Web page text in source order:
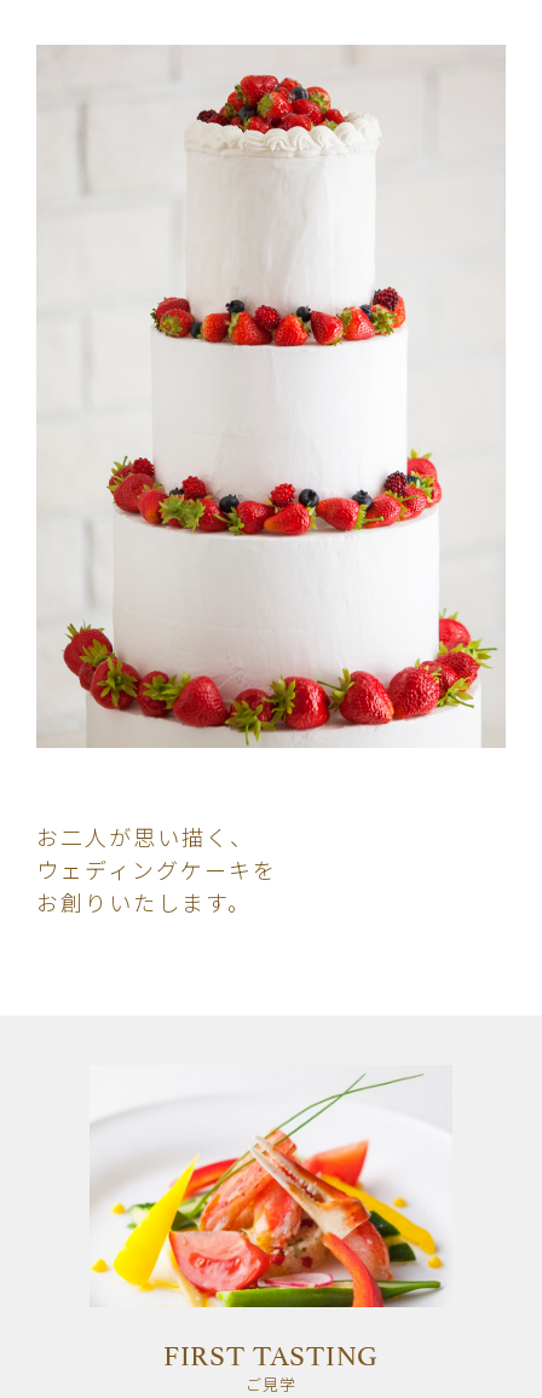
お二人が思い描く、
ウェディングケーキを
お創りいたします。
FIRST TASTING
ご見学